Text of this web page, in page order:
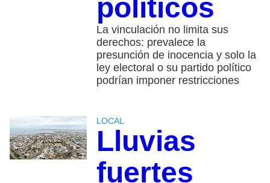
políticos
La vinculación no limita sus
derechos: prevalece la
presunción de inocencia y solo la
ley electoral o su partido político
podrían imponer restricciones
LOCAL
Lluvias
fuertes